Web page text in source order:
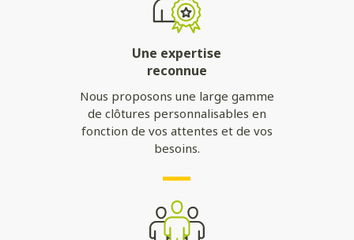
Une expertise
reconnue
Nous proposons une large gamme
de clôtures personnalisables en
fonction de vos attentes et de vos
besoins.